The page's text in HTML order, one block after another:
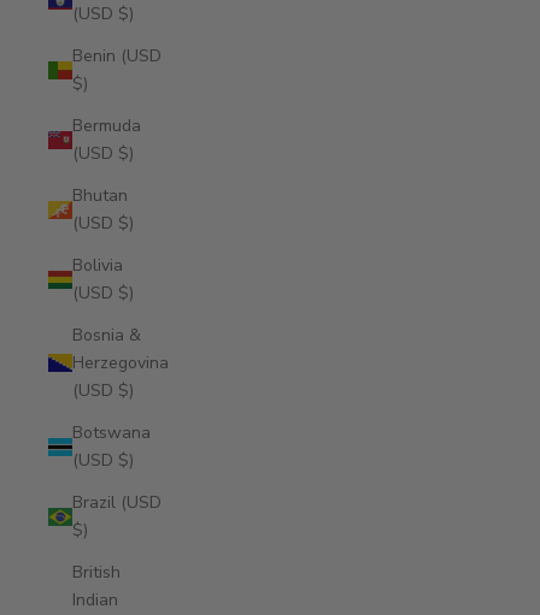
(USD $)
Benin (USD
$)
Bermuda
(USD $)
Bhutan
(USD $)
Bolivia
(USD $)
Bosnia &
Herzegovina
(USD $)
Botswana
(USD $)
Brazil (USD
$)
British
Indian